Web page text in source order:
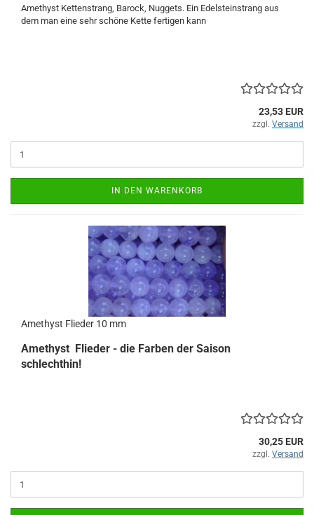
Amethyst Kettenstrang, Barock, Nuggets. Ein Edelsteinstrang aus
dem man eine sehr schöne Kette fertigen kann
23,53 EUR
zzgl. Versand
IN DEN WARENKORB
Amethyst Flieder 10 mm
Amethyst Flieder - die Farben der Saison
schlechthin!
30,25 EUR
zzgl. Versand